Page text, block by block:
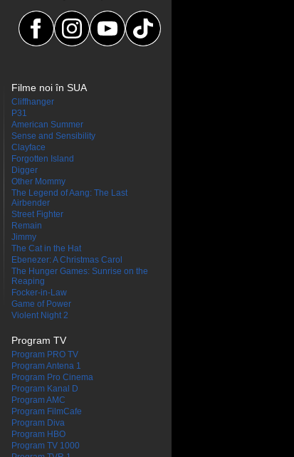
Filme noi în SUA
Cliffhanger
P31
American Summer
Sense and Sensibility
Clayface
Forgotten Island
Digger
Other Mommy
The Legend of Aang: The Last
Airbender
Street Fighter
Remain
Jimmy
The Cat in the Hat
Ebenezer: A Christmas Carol
The Hunger Games: Sunrise on the
Reaping
Focker-in-Law
Game of Power
Violent Night 2
Program TV
Program PRO TV
Program Antena 1
Program Pro Cinema
Program Kanal D
Program AMC
Program FilmCafe
Program Diva
Program HBO
Program TV 1000